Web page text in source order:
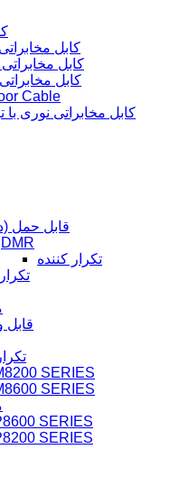
کابل
کابل
کابل
Cable
کابل مخابراتی نوری
قابل حمل
DMR
تکرار کننده
SERIES
SERIES
SERIES
SERIES